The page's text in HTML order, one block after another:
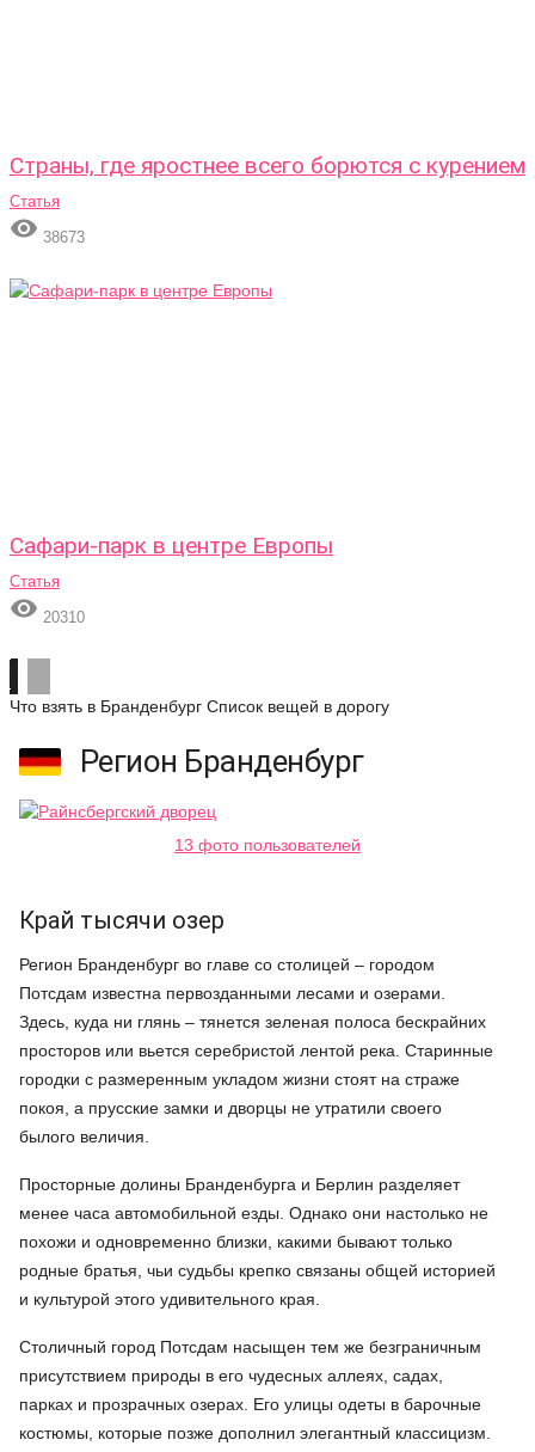
Страны, где яростнее всего борются с курением
Статья
 38673
Сафари-парк в центре Европы
Статья
 20310
Что взять в Бранденбург Список вещей в дорогу
Регион Бранденбург
13 фото пользователей
Край тысячи озер
Регион Бранденбург во главе со столицей – городом
Потсдам известна первозданными лесами и озерами.
Здесь, куда ни глянь – тянется зеленая полоса бескрайних
просторов или вьется серебристой лентой река. Старинные
городки с размеренным укладом жизни стоят на страже
покоя, а прусские замки и дворцы не утратили своего
былого величия.
Просторные долины Бранденбурга и Берлин разделяет
менее часа автомобильной езды. Однако они настолько не
похожи и одновременно близки, какими бывают только
родные братья, чьи судьбы крепко связаны общей историей
и культурой этого удивительного края.
Столичный город Потсдам насыщен тем же безграничным
присутствием природы в его чудесных аллеях, садах,
парках и прозрачных озерах. Его улицы одеты в барочные
костюмы, которые позже дополнил элегантный классицизм.